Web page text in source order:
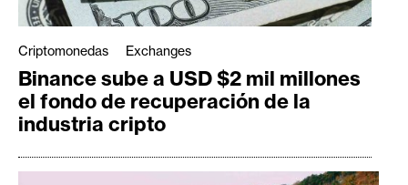
Criptomonedas Exchanges
Binance sube a USD $2 mil millones
el fondo de recuperación de la
industria cripto